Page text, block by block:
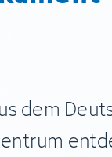
dem